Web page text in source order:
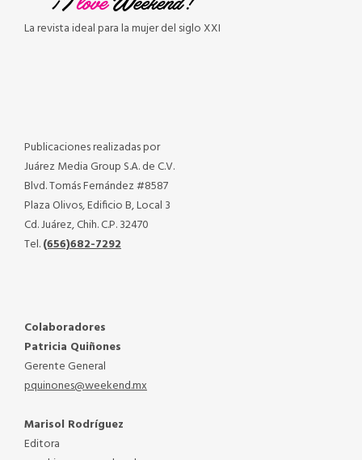
La revista ideal para la mujer del siglo XXI
Publicaciones realizadas por
Juárez Media Group S.A. de C.V.
Blvd. Tomás Fernández #8587
Plaza Olivos, Edificio B, Local 3
Cd. Juárez, Chih. C.P. 32470
Tel.(656)682-7292
Colaboradores
Patricia Quiñones
Gerente General
pquinones@weekend.mx
Marisol Rodríguez
Editora